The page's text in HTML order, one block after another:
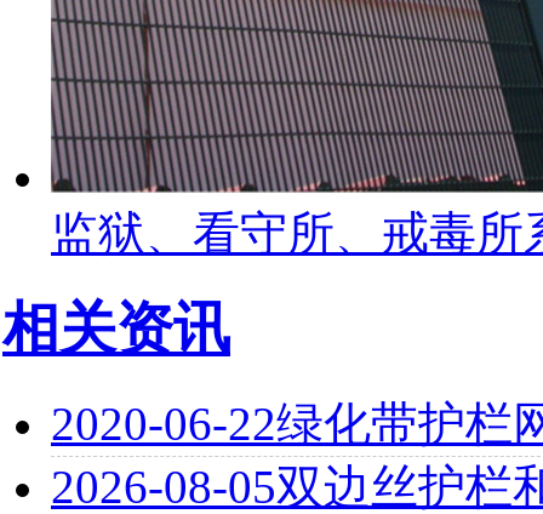
监狱、看守所、戒毒所
相关资讯
2020-06-22绿化带护栏
2026-08-05双边丝护栏